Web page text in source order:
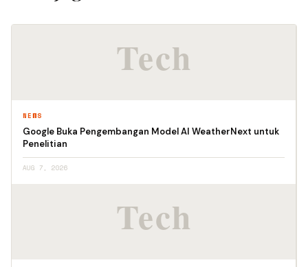
NEWS
Google Buka Pengembangan Model AI WeatherNext untuk
Penelitian
AUG 7, 2026